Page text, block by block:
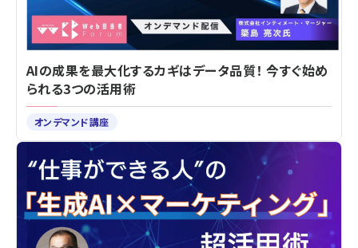
AIの成果を最大化するカギはデータ品質！ 今すぐ始め
られる3つの活用術
オンデマンド講座